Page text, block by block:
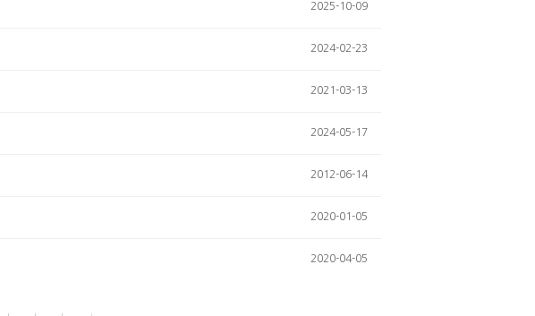
2025-10-09
2024-02-23
2021-03-13
2024-05-17
2012-06-14
2020-01-05
2020-04-05